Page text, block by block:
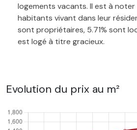
logements vacants. Il est à noter
habitants vivant dans leur
sont propriétaires, 5.71% sont
est logé à titre gracieux.
Evolution du prix au m²